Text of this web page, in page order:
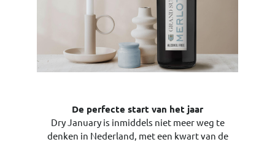
De perfecte start van het jaar
Dry January is inmiddels niet meer weg te
denken in Nederland, met een kwart van de